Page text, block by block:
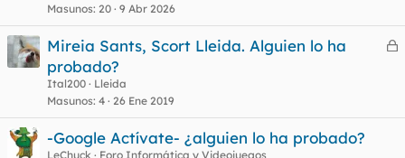
Masunos 20 9 Abr 2026
C
a
Mireia Sants, Scort Lleida. Alguien lo ha
probado?
Ital200
Lleida
Masunos 4 26 Ene 2019
-Google Actívate- ¿alguien lo ha probado?
LeChuck
Foro Informática y Videojuegos